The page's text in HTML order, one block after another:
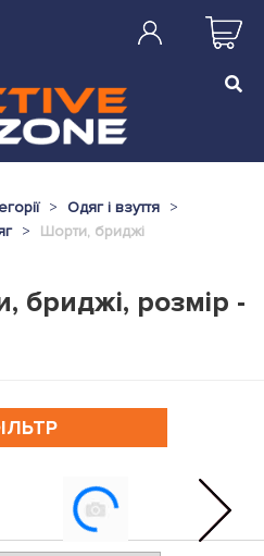
Одяг і взуття
Шорти, бриджі
бриджі, розмір -